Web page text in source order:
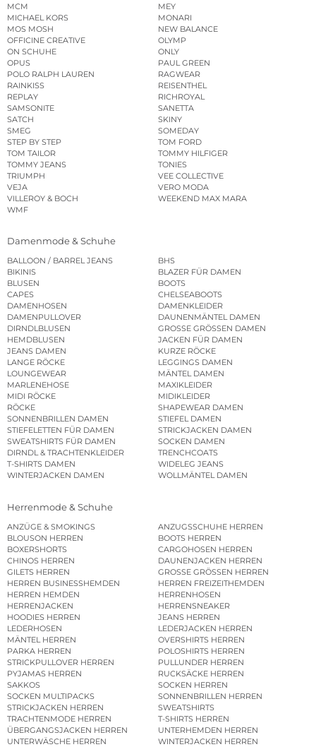
MCM
MEY
MICHAEL KORS
MONARI
MOS MOSH
NEW BALANCE
OFFICINE CREATIVE
OLYMP
ON SCHUHE
ONLY
OPUS
PAUL GREEN
POLO RALPH LAUREN
RAGWEAR
RAINKISS
REISENTHEL
REPLAY
RICHROYAL
SAMSONITE
SANETTA
SATCH
SKINY
SMEG
SOMEDAY
STEP BY STEP
TOM FORD
TOM TAILOR
TOMMY HILFIGER
TOMMY JEANS
TONIES
TRIUMPH
VEE COLLECTIVE
VEJA
VERO MODA
VILLEROY & BOCH
WEEKEND MAX MARA
WMF
Damenmode & Schuhe
BALLOON / BARREL JEANS
BHS
BIKINIS
BLAZER FÜR DAMEN
BLUSEN
BOOTS
CAPES
CHELSEABOOTS
DAMENHOSEN
DAMENKLEIDER
DAMENPULLOVER
DAUNENMÄNTEL DAMEN
DIRNDLBLUSEN
GROSSE GRÖSSEN DAMEN
HEMDBLUSEN
JACKEN FÜR DAMEN
JEANS DAMEN
KURZE RÖCKE
LANGE RÖCKE
LEGGINGS DAMEN
LOUNGEWEAR
MÄNTEL DAMEN
MARLENEHOSE
MAXIKLEIDER
MIDI RÖCKE
MIDIKLEIDER
RÖCKE
SHAPEWEAR DAMEN
SONNENBRILLEN DAMEN
STIEFEL DAMEN
STIEFELETTEN FÜR DAMEN
STRICKJACKEN DAMEN
SWEATSHIRTS FÜR DAMEN
SOCKEN DAMEN
DIRNDL & TRACHTENKLEIDER
TRENCHCOATS
T-SHIRTS DAMEN
WIDELEG JEANS
WINTERJACKEN DAMEN
WOLLMÄNTEL DAMEN
Herrenmode & Schuhe
ANZÜGE & SMOKINGS
ANZUGSSCHUHE HERREN
BLOUSON HERREN
BOOTS HERREN
BOXERSHORTS
CARGOHOSEN HERREN
CHINOS HERREN
DAUNENJACKEN HERREN
GILETS HERREN
GROSSE GRÖSSEN HERREN
HERREN BUSINESSHEMDEN
HERREN FREIZEITHEMDEN
HERREN HEMDEN
HERRENHOSEN
HERRENJACKEN
HERRENSNEAKER
HOODIES HERREN
JEANS HERREN
LEDERHOSEN
LEDERJACKEN HERREN
MÄNTEL HERREN
OVERSHIRTS HERREN
PARKA HERREN
POLOSHIRTS HERREN
STRICKPULLOVER HERREN
PULLUNDER HERREN
PYJAMAS HERREN
RUCKSÄCKE HERREN
SAKKOS
SOCKEN HERREN
SOCKEN MULTIPACKS
SONNENBRILLEN HERREN
STRICKJACKEN HERREN
SWEATSHIRTS
TRACHTENMODE HERREN
T-SHIRTS HERREN
ÜBERGANGSJACKEN HERREN
UNTERHEMDEN HERREN
UNTERWÄSCHE HERREN
WINTERJACKEN HERREN